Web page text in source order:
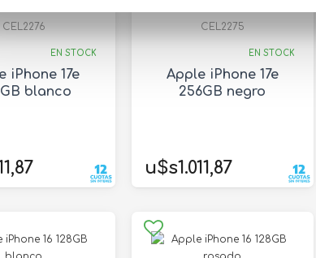
CEL2276
EN STOCK
iPhone 17e
blanco
CEL2275
EN STOCK
Apple iPhone 17e
256GB negro
u$s1.011,87